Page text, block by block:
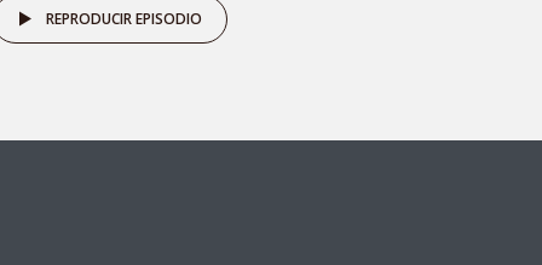
REPRODUCIR EPISODIO